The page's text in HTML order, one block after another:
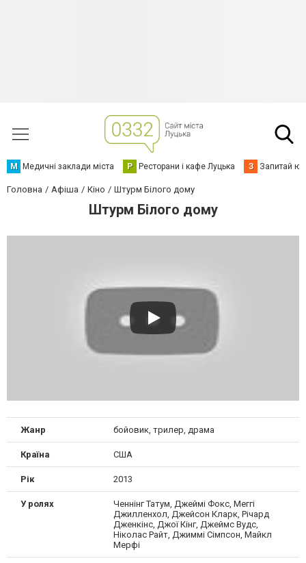
М Медичні заклади міста Р Ресторани і кафе Луцька З Запитай
Головна Афіша Кіно Штурм Білого дому
Штурм Білого дому
Жанр бойовик, трилер, драма
Країна США
Рік 2013
У ролях
Ченнінг Татум, Джеймі Фокс, Меггі
Джилленхол, Джейсон Кларк, Річард
Дженкінс, Джої Кінг, Джеймс Вудс,
Ніколас Райт, Джиммі Сімпсон, Майкл
Мерфі